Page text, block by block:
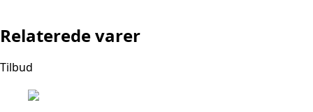
Relaterede varer
Tilbud